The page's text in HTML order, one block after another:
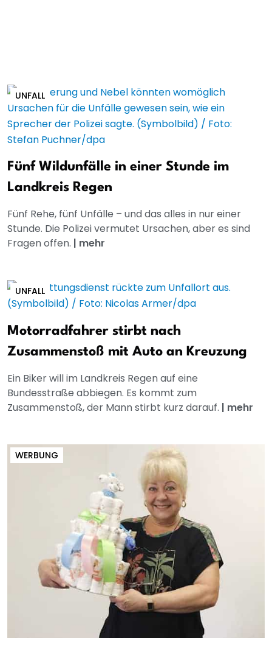
UNFALL
Fünf Wildunfälle in einer Stunde im
Landkreis Regen
Fünf Rehe, fünf Unfälle – und das alles in nur einer
Stunde. Die Polizei vermutet Ursachen, aber es sind
Fragen offen. | mehr
UNFALL
Motorradfahrer stirbt nach
Zusammenstoß mit Auto an Kreuzung
Ein Biker will im Landkreis Regen auf eine
Bundesstraße abbiegen. Es kommt zum
Zusammenstoß, der Mann stirbt kurz darauf. | mehr
WERBUNG